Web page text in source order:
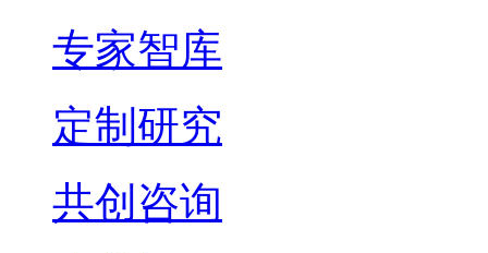
专家智库
定制研究
共创咨询